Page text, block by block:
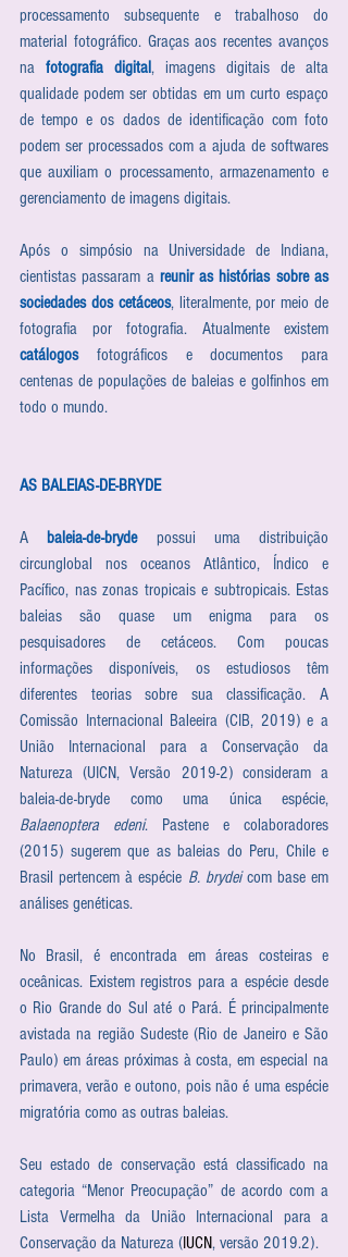
processamento subsequente e trabalhoso do
material fotográfico. Graças aos recentes avanços
na fotografia digital, imagens digitais de alta
qualidade podem ser obtidas em um curto espaço
de tempo e os dados de identificação com foto
podem ser processados com a ajuda de softwares
que auxiliam o processamento, armazenamento e
gerenciamento de imagens digitais.
Após o simpósio na Universidade de Indiana,
cientistas passaram a reunir as histórias sobre as
sociedades dos cetáceos, literalmente, por meio de
catálogos fotográficos e documentos para
centenas de populações de baleias e golfinhos em
todo o mundo.
AS BALEIAS-DE-BRYDE
A baleia-de-bryde possui uma distribuição
circunglobal nos oceanos Atlântico, Índico e
Pacífico, nas zonas tropicais e subtropicais. Estas
baleias são quase um enigma para os
pesquisadores de cetáceos. Com poucas
informações disponíveis, os estudiosos têm
diferentes teorias sobre sua classificação. A
Comissão Internacional Baleeira (CIB, 2019) e a
União Internacional para a Conservação da
Natureza (UICN, Versão 2019-2) consideram a
Balaenoptera edeni. Pastene e colaboradores
(2015) sugerem que as baleias do Peru, Chile e
Brasil pertencem à espécie B. brydei com base em
análises genéticas.
No Brasil, é encontrada em áreas costeiras e
oceânicas. Existem registros para a espécie desde
o Rio Grande do Sul até o Pará. É principalmente
avistada na região Sudeste (Rio de Janeiro e São
Paulo) em áreas próximas à costa, em especial na
primavera, verão e outono, pois não é uma espécie
migratória como as outras baleias.
Seu estado de conservação está classificado na
categoria “Menor Preocupação” de acordo com a
Lista Vermelha da União Internacional para a
Conservação da Natureza (IUCN, versão 2019.2).